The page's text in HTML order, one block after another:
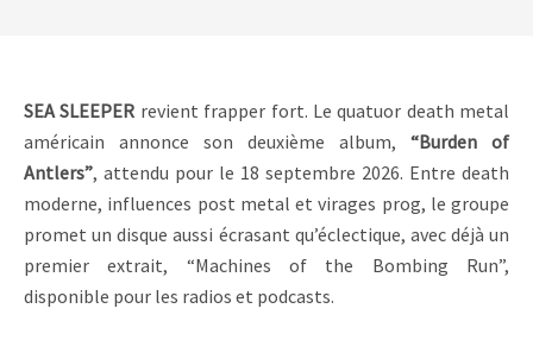
SEA SLEEPER revient frapper fort. Le quatuor death metal
américain annonce son deuxième album, “Burden of
Antlers”, attendu pour le 18 septembre 2026. Entre death
moderne, influences post metal et virages prog, le groupe
promet un disque aussi écrasant qu’éclectique, avec déjà un
premier extrait, “Machines of the Bombing Run”,
disponible pour les radios et podcasts.